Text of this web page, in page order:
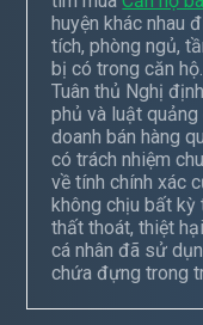
huyện khác nhau
tích, phòng ngủ,
bị có trong căn hộ.
Tuân thủ Nghị
phủ và luật
doanh bán hàng
có trách nhiệm
về tính chính xác
không chịu bất kỳ
thất thoát, thiệt
cá nhân đã sử
chứa đựng trong